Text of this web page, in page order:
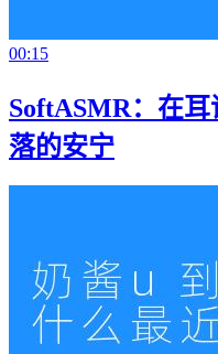
00:15
SoftASMR：在
落的安宁